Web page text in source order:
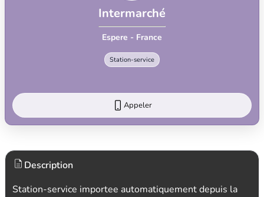
Intermarché
Espere - France
Station-service
Appeler
Description
Station-service importee automatiquement depuis la